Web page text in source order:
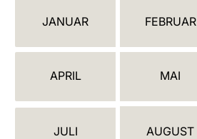
N
JANUAR FEBRUAR
APRIL MAI
JULI AUGUST